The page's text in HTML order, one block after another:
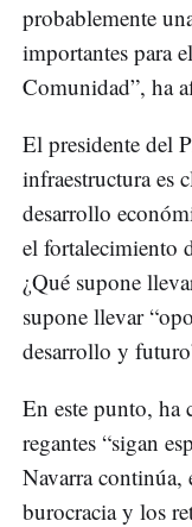
probablemente
importantes para
Comunidad”, ha
El presidente del
infraestructura es
desarrollo
el fortalecimiento
¿Qué supone
supone llevar
desarrollo y
En este punto, ha
regantes “sigan
Navarra continúa,
burocracia y los